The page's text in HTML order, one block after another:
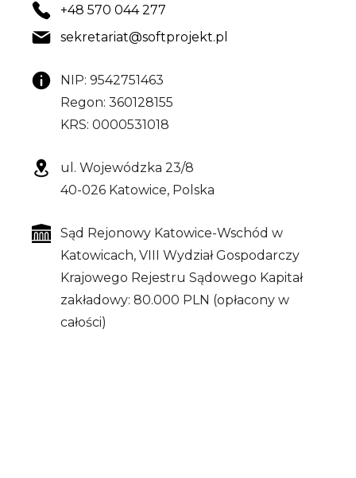
+48 570 044 277
sekretariat@softprojekt.pl
NIP: 9542751463
Regon: 360128155
KRS: 0000531018
ul. Wojewódzka 23/8
40-026 Katowice, Polska
Sąd Rejonowy Katowice-Wschód w
Katowicach, VIII Wydział Gospodarczy
Krajowego Rejestru Sądowego Kapitał
zakładowy: 80.000 PLN (opłacony w
całości)